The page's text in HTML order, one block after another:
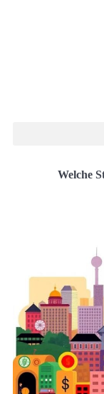
Welche